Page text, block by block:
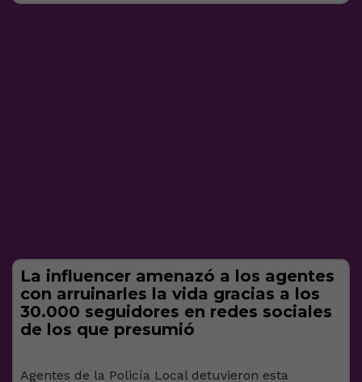
La influencer amenazó a los agentes
con arruinarles la vida gracias a los
30.000 seguidores en redes sociales
de los que presumió
Agentes de la Policía Local detuvieron esta